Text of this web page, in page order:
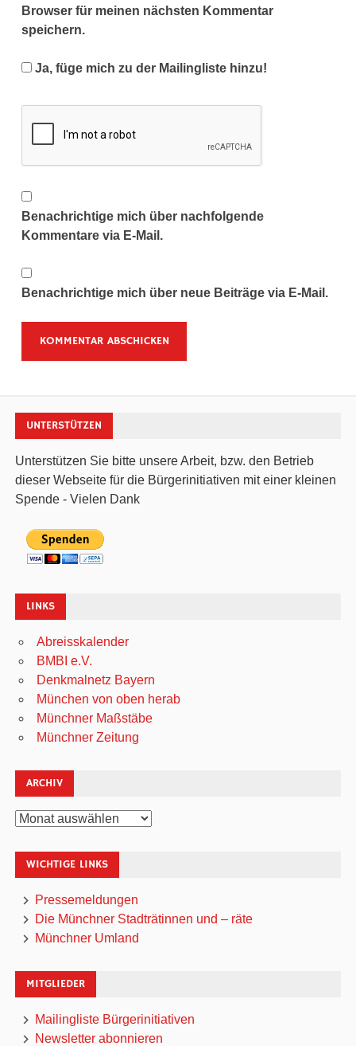
Browser für meinen nächsten Kommentar
speichern.
Ja, füge mich zu der Mailingliste hinzu!
Benachrichtige mich über nachfolgende
Kommentare via E-Mail.
Benachrichtige mich über neue Beiträge via E-Mail.
UNTERSTÜTZEN
Unterstützen Sie bitte unsere Arbeit, bzw. den Betrieb
dieser Webseite für die Bürgerinitiativen mit einer kleinen
Spende - Vielen Dank
LINKS
Abreisskalender
BMBI e.V.
Denkmalnetz Bayern
München von oben herab
Münchner Maßstäbe
Münchner Zeitung
ARCHIV
Archiv
WICHTIGE LINKS
Pressemeldungen
Die Münchner Stadträtinnen und – räte
Münchner Umland
MITGLIEDER
Mailingliste Bürgerinitiativen
Newsletter abonnieren